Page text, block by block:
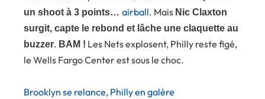
un shoot à 3 points… airball. Mais Nic Claxton
surgit, capte le rebond et lâche une claquette au
buzzer. BAM ! Les Nets explosent, Philly reste figé,
le Wells Fargo Center est sous le choc.
Brooklyn se relance, Philly en galère